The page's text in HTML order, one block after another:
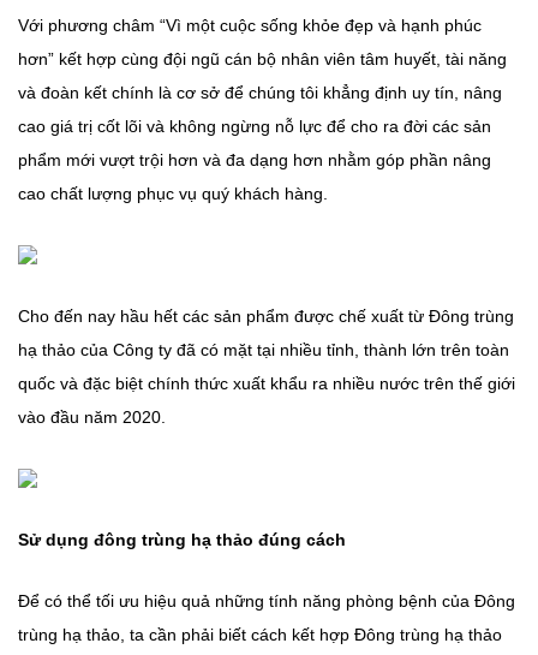
Với phương châm “Vì một cuộc sống khỏe đẹp và hạnh phúc
hơn” kết hợp cùng đội ngũ cán bộ nhân viên tâm huyết, tài năng
và đoàn kết chính là cơ sở để chúng tôi khẳng định uy tín, nâng
cao giá trị cốt lõi và không ngừng nỗ lực để cho ra đời các sản
phẩm mới vượt trội hơn và đa dạng hơn nhằm góp phần nâng
cao chất lượng phục vụ quý khách hàng.
Cho đến nay hầu hết các sản phẩm được chế xuất từ Đông trùng
hạ thảo của Công ty đã có mặt tại nhiều tỉnh, thành lớn trên toàn
quốc và đặc biệt chính thức xuất khẩu ra nhiều nước trên thế giới
vào đầu năm 2020.
Sử dụng đông trùng hạ thảo đúng cách
Để có thể tối ưu hiệu quả những tính năng phòng bệnh của Đông
trùng hạ thảo, ta cần phải biết cách kết hợp Đông trùng hạ thảo